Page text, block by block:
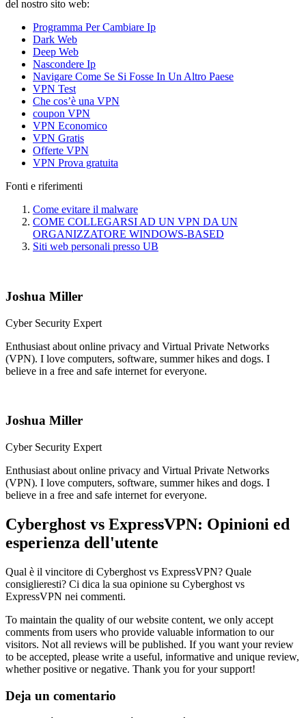
del nostro sito web:
Programma Per Cambiare Ip
Dark Web
Deep Web
Nascondere Ip
Navigare Come Se Si Fosse In Un Altro Paese
VPN Test
Che cos’è una VPN
coupon VPN
VPN Economico
VPN Gratis
Offerte VPN
VPN Prova gratuita
Fonti e riferimenti
Come evitare il malware
COME COLLEGARSI AD UN VPN DA UN
ORGANIZZATORE WINDOWS-BASED
Siti web personali presso UB
Joshua Miller
Cyber Security Expert
Enthusiast about online privacy and Virtual Private Networks
(VPN). I love computers, software, summer hikes and dogs. I
believe in a free and safe internet for everyone.
Joshua Miller
Cyber Security Expert
Enthusiast about online privacy and Virtual Private Networks
(VPN). I love computers, software, summer hikes and dogs. I
believe in a free and safe internet for everyone.
Cyberghost vs ExpressVPN: Opinioni ed
esperienza dell'utente
Qual è il vincitore di Cyberghost vs ExpressVPN? Quale
consiglieresti? Ci dica la sua opinione su Cyberghost vs
ExpressVPN nei commenti.
To maintain the quality of our website content, we only accept
comments from users who provide valuable information to our
visitors. Not all reviews will be published. If you want your review
to be accepted, please write a useful, informative and unique review,
whether positive or negative. Thank you for your support!
Deja un comentario